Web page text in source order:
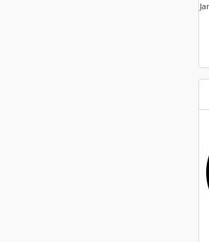
Jardim São Bento Novo